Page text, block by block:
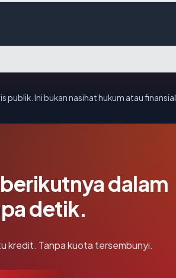
Ini bukan nasihat hukum atau finansial.
dalam
detik.
kredit. Tanpa kuota tersembunyi.